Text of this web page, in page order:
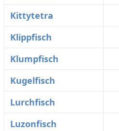
Kittytetra
Klippfisch
Klumpfisch
Kugelfisch
Lurchfisch
Luzonfisch